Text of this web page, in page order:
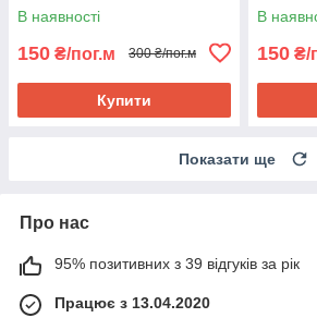
В наявності
150 ₴/пог.м 300 ₴/пог.м
Купити
В
150 ₴/
Показати ще
Про нас
95% позитивних з 39 відгуків за рік
Працює з 13.04.2020